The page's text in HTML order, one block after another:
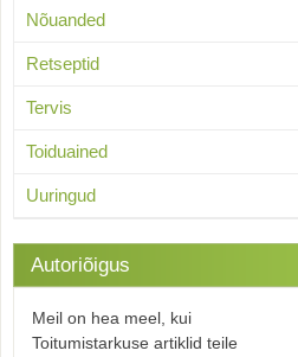
Nõuanded
Retseptid
Tervis
Toiduained
Uuringud
Autoriõigus
Meil on hea meel, kui
Toitumistarkuse artiklid teile